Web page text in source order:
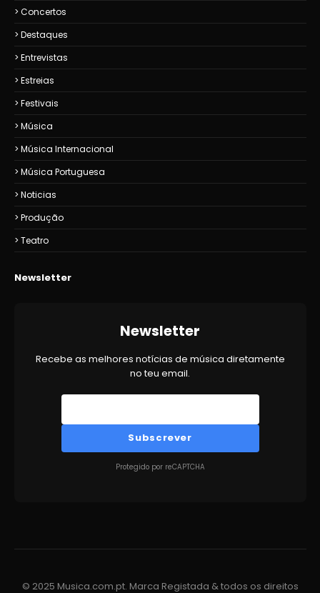
Concertos
Destaques
Entrevistas
Estreias
Festivais
Música
Música Internacional
Música Portuguesa
Noticias
Produção
Teatro
Newsletter
Newsletter
Recebe as melhores notícias de música diretamente
no teu email.
Subscrever
Protegido por reCAPTCHA
© 2025 Musica.com.pt. Marca Registada & todos os direitos